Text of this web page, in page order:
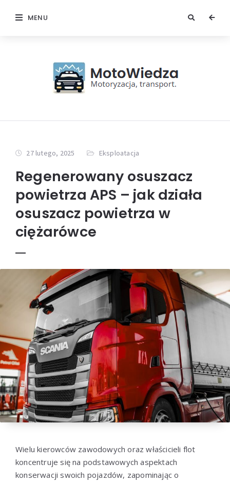
MENU
27 lutego, 2025 Eksploatacja
Regenerowany osuszacz
powietrza APS – jak działa
osuszacz powietrza w
ciężarówce
Wielu kierowców zawodowych oraz właścicieli flot
koncentruje się na podstawowych aspektach
konserwacji swoich pojazdów, zapominając o